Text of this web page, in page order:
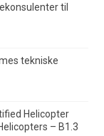
til
tekniske
Helicopter
– B1.3